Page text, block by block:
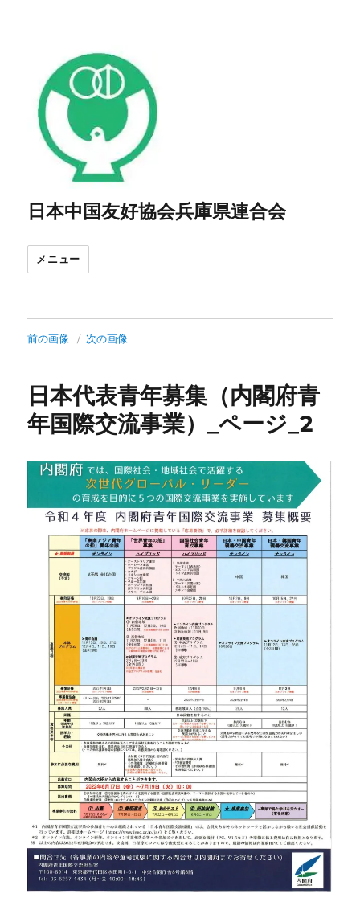
日本中国友好協会兵庫県連合会
メニュー
前の画像 次の画像
日本代表青年募集（内閣府青
年国際交流事業）_ページ_2